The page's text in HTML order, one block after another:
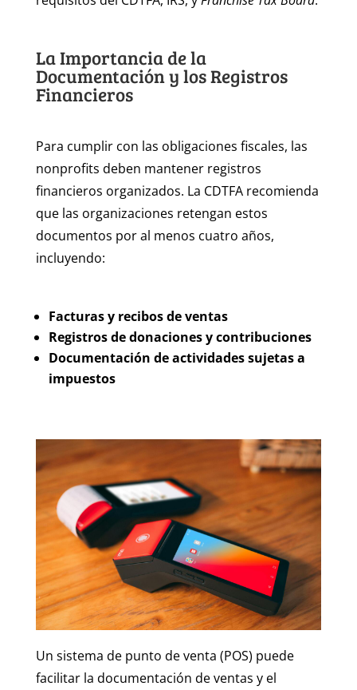
La Importancia de la
Documentación y los Registros
Financieros
Para cumplir con las obligaciones fiscales, las
nonprofits deben mantener registros
financieros organizados. La CDTFA recomienda
que las organizaciones retengan estos
documentos por al menos cuatro años,
incluyendo:
Facturas y recibos de ventas
Registros de donaciones y contribuciones
Documentación de actividades sujetas a
impuestos
Un sistema de punto de venta (POS) puede
facilitar la documentación de ventas y el